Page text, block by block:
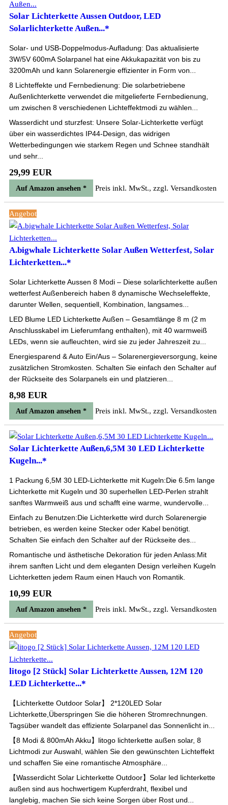
Solar Lichterkette Aussen Outdoor, LED
Solarlichterkette Außen...*
Solar- und USB-Doppelmodus-Aufladung: Das aktualisierte
3W/5V 600mA Solarpanel hat eine Akkukapazität von bis zu
3200mAh und kann Solarenergie effizienter in Form von...
8 Lichteffekte und Fernbedienung: Die solarbetriebene
Außenlichterkette verwendet die mitgelieferte Fernbedienung,
um zwischen 8 verschiedenen Lichteffektmodi zu wählen...
Wasserdicht und sturzfest: Unsere Solar-Lichterkette verfügt
über ein wasserdichtes IP44-Design, das widrigen
Wetterbedingungen wie starkem Regen und Schnee standhält
und sehr...
29,99 EUR
Auf Amazon ansehen * Preis inkl. MwSt., zzgl. Versandkosten
Angebot
A.bigwhale Lichterkette Solar Außen Wetterfest, Solar
Lichterketten...*
Solar Lichterkette Aussen 8 Modi – Diese solarlichterkette außen
wetterfest Außenbereich haben 8 dynamische Wechseleffekte,
darunter Wellen, sequentiell, Kombination, langsames...
LED Blume LED Lichterkette Außen – Gesamtlänge 8 m (2 m
Anschlusskabel im Lieferumfang enthalten), mit 40 warmweiß
LEDs, wenn sie aufleuchten, wird sie zu jeder Jahreszeit zu...
Energiesparend & Auto Ein/Aus – Solarenergieversorgung, keine
zusätzlichen Stromkosten. Schalten Sie einfach den Schalter auf
der Rückseite des Solarpanels ein und platzieren...
8,98 EUR
Auf Amazon ansehen * Preis inkl. MwSt., zzgl. Versandkosten
Solar Lichterkette Außen,6,5M 30 LED Lichterkette
Kugeln...*
1 Packung 6,5M 30 LED-Lichterkette mit Kugeln:Die 6.5m lange
Lichterkette mit Kugeln und 30 superhellen LED-Perlen strahlt
sanftes Warmweiß aus und schafft eine warme, wundervolle...
Einfach zu Benutzen:Die Lichterkette wird durch Solarenergie
betrieben, es werden keine Stecker oder Kabel benötigt.
Schalten Sie einfach den Schalter auf der Rückseite des...
Romantische und ästhetische Dekoration für jeden Anlass:Mit
ihrem sanften Licht und dem eleganten Design verleihen Kugeln
Lichterketten jedem Raum einen Hauch von Romantik.
10,99 EUR
Auf Amazon ansehen * Preis inkl. MwSt., zzgl. Versandkosten
Angebot
litogo [2 Stück] Solar Lichterkette Aussen, 12M 120
LED Lichterkette...*
【Lichterkette Outdoor Solar】 2*120LED Solar
Lichterkette,Überspringen Sie die höheren Stromrechnungen.
Tagsüber wandelt das effiziente Solarpanel das Sonnenlicht in...
【8 Modi & 800mAh Akku】litogo lichterkette außen solar, 8
Lichtmodi zur Auswahl, wählen Sie den gewünschten Lichteffekt
und schaffen Sie eine romantische Atmosphäre...
【Wasserdicht Solar Lichterkette Outdoor】Solar led lichterkette
außen sind aus hochwertigem Kupferdraht, flexibel und
langlebig, machen Sie sich keine Sorgen über Rost und...